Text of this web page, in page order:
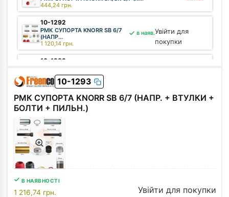
444,24 грн.
10-1292
РМК СУПОРТА KNORR SB 6/7
(НАПР...
1 120,14 грн.
в наяв.Увійти для
покупки
10-1289
(НАПР., ...
1 120,14грн.
01-15027
ВТУЛКА СУПОРТА KNORR
54,12грн.
10-1293
РМК СУПОРТА KNORR SB 6/7 (НАПР. + ВТУЛКИ +
БОЛТИ + ПИЛЬН.)
В НАЯВНОСТІ
1 216,74 грн. Увійти для покупки